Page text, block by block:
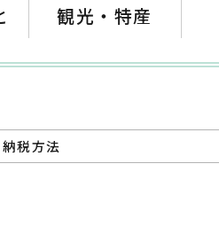
観光・特産
税方法